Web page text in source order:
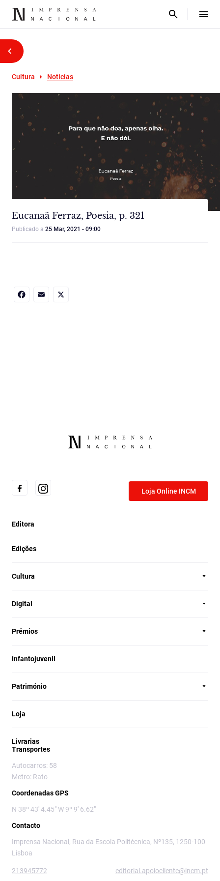
Cultura Notícias
Eucanaã Ferraz, Poesia, p. 321
Publicado a 25 Mar, 2021 - 09:00
Loja Online INCM
Editora
Edições
Cultura
Digital
Prémios
Infantojuvenil
Património
Loja
Livrarias
Transportes
Autocarros: 58
Metro: Rato
Coordenadas GPS
N 38º 43' 4.45" W 9º 9' 6.62"
Contacto
Imprensa Nacional, Rua da Escola Politécnica, Nº135, 1250-100
Lisboa
213945772 editorial.apoiocliente@incm.pt